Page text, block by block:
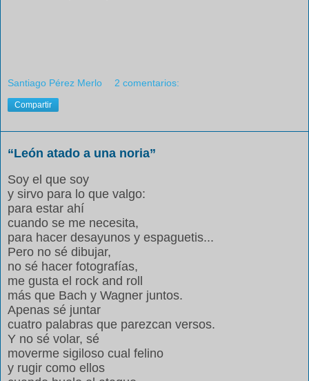
Santiago Pérez Merlo 2 comentarios:
Compartir
“León atado a una noria”
Soy el que soy
y sirvo para lo que valgo:
para estar ahí
cuando se me necesita,
para hacer desayunos y espaguetis...
Pero no sé dibujar,
no sé hacer fotografías,
me gusta el rock and roll
más que Bach y Wagner juntos.
Apenas sé juntar
cuatro palabras que parezcan versos.
Y no sé volar, sé
moverme sigiloso cual felino
y rugir como ellos